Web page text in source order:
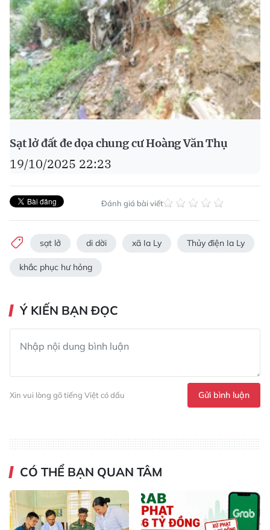
Sạt lở đất đe dọa chung cư Hoàng Văn Thụ
19/10/2025 22:23
Đánh giá bài viết
sạt lở di dời xã Ia Ly Thủy điện Ia Ly
khắc phục hư hỏng
Ý KIẾN BẠN ĐỌC
Xin vui lòng gõ tiếng Việt có dấu Gửi bình luận
CÓ THỂ BẠN QUAN TÂM